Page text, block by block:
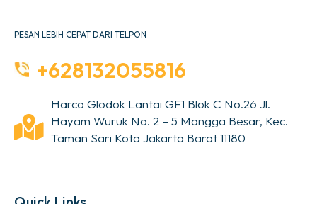
PESAN LEBIH CEPAT DARI TELPON
+628132055816
Harco Glodok Lantai GF1 Blok C No.26 Jl.
Hayam Wuruk No. 2 – 5 Mangga Besar, Kec.
Taman Sari Kota Jakarta Barat 11180